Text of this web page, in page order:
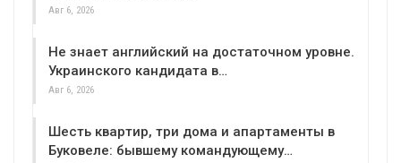
Авг 6, 2026
Не знает английский на достаточном уровне.
Украинского кандидата в…
Авг 6, 2026
Шесть квартир, три дома и апартаменты в
Буковеле: бывшему командующему…